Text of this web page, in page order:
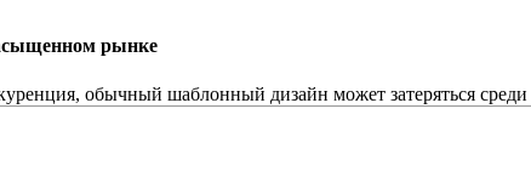
рынке
обычный шаблонный дизайн может затеряться